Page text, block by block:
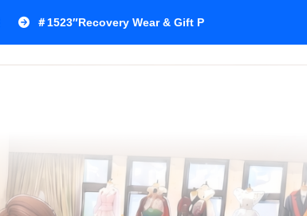
＃1523″Recovery Wear & Gift Purchasing”How